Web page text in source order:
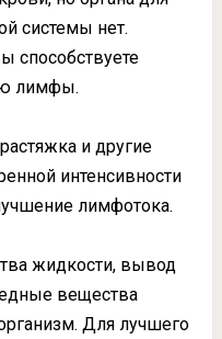
системы нет.
способствуете
лимфы.
и другие
интенсивности
лимфотока.
жидкости, вывод
вещества
Для лучшего